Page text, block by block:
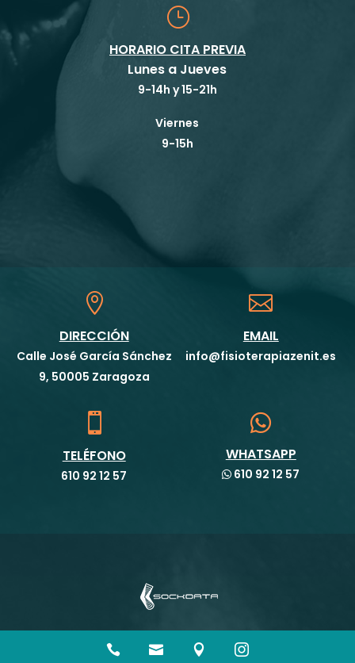
}
HORARIO CITA PREVIA
Lunes a Jueves
9-14h y 15-21h
Viernes
9-15h

DIRECCIÓN
Calle José García Sánchez
9, 50005 Zaragoza

EMAIL
info@fisioterapiazenit.es

TELÉFONO
610 92 12 57

WHATSAPP
610 92 12 57
   